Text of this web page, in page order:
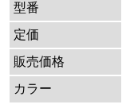
型番
定価
販売価格
カラー